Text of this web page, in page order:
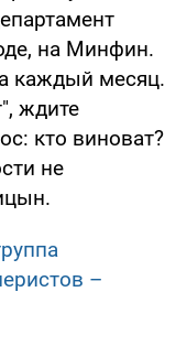
на Минфин.
каждый месяц.
ждите
кто виноват?
не
–